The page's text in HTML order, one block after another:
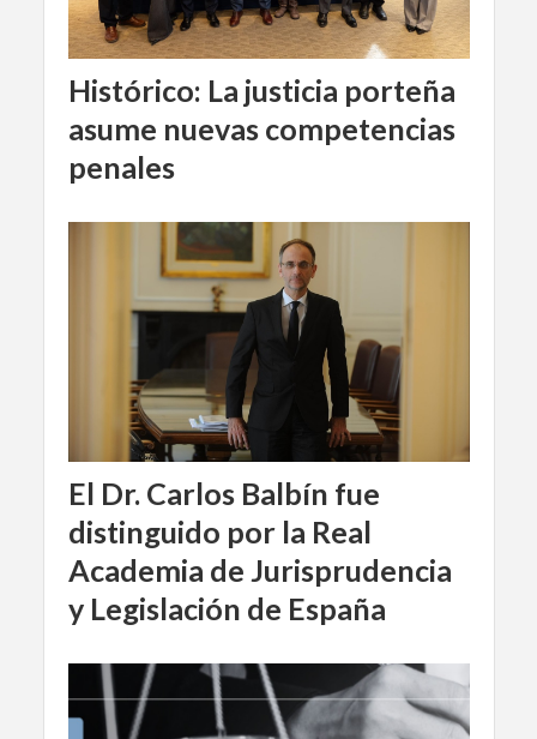
Histórico: La justicia porteña
asume nuevas competencias
penales
El Dr. Carlos Balbín fue
distinguido por la Real
Academia de Jurisprudencia
y Legislación de España